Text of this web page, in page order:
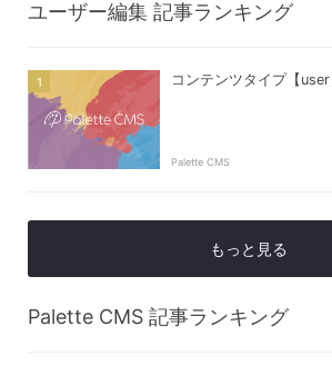
ユーザー編集 記事ランキング
コンテンツタイプ【
Palette CMS
もっと見る
Palette CMS 記事ランキング